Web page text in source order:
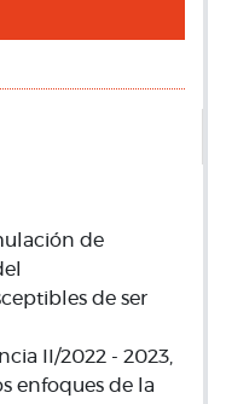
de
de ser
II/2022 - 2023,
enfoques de la